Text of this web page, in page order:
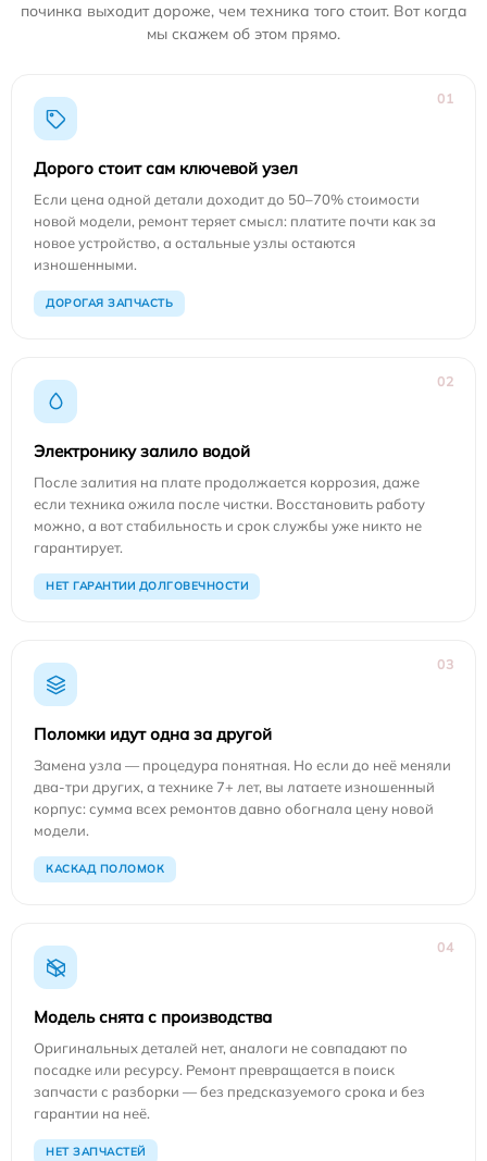
починка выходит дороже, чем техника того стоит. Вот когда
мы скажем об этом прямо.
01
Дорого стоит сам ключевой узел
Если цена одной детали доходит до 50–70% стоимости
новой модели, ремонт теряет смысл: платите почти как за
новое устройство, а остальные узлы остаются
изношенными.
ДОРОГАЯ ЗАПЧАСТЬ
02
Электронику залило водой
После залития на плате продолжается коррозия, даже
если техника ожила после чистки. Восстановить работу
можно, а вот стабильность и срок службы уже никто не
гарантирует.
НЕТ ГАРАНТИИ ДОЛГОВЕЧНОСТИ
03
Поломки идут одна за другой
Замена узла — процедура понятная. Но если до неё меняли
два-три других, а технике 7+ лет, вы латаете изношенный
корпус: сумма всех ремонтов давно обогнала цену новой
модели.
КАСКАД ПОЛОМОК
04
Модель снята с производства
Оригинальных деталей нет, аналоги не совпадают по
посадке или ресурсу. Ремонт превращается в поиск
запчасти с разборки — без предсказуемого срока и без
гарантии на неё.
НЕТ ЗАПЧАСТЕЙ